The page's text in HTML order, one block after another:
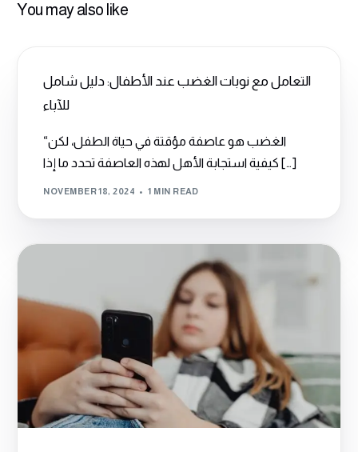
You may also like
التعامل مع نوبات الغضب عند الأطفال: دليل شامل
للآباء
“الغضب هو عاصفة مؤقتة في حياة الطفل، لكن
كيفية استجابة الأهل لهذه العاصفة تحدد ما إذا […]
NOVEMBER 18, 2024 1 MIN READ